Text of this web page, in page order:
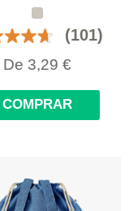
(101)
De 3,29 €
COMPRAR